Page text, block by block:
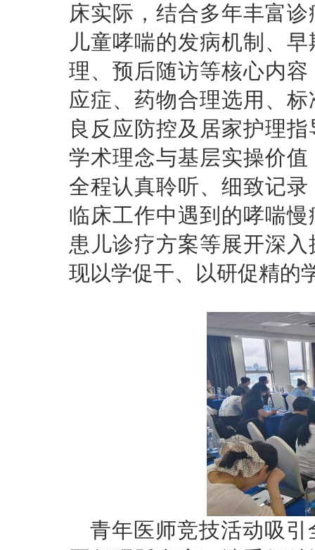
床实际，结合多年丰富
儿童哮喘的发病机制、
理、预后随访等核心内
应症、药物合理选用、
良反应防控及居家护理
学术理念与基层实操价
全程认真聆听、细致记
临床工作中遇到的哮喘
患儿诊疗方案等展开深
现以学促干、以研促精的
青年医师竞技活动吸